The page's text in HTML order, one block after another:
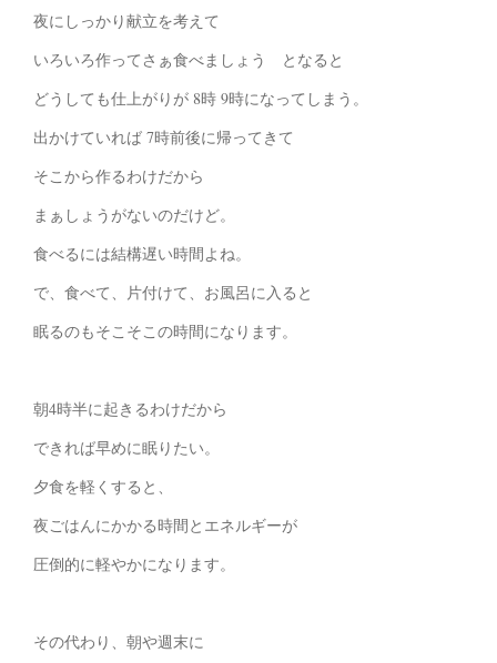
夜にしっかり献立を考えて
いろいろ作ってさぁ食べましょう となると
どうしても仕上がりが 8時 9時になってしまう。
出かけていれば 7時前後に帰ってきて
そこから作るわけだから
まぁしょうがないのだけど。
食べるには結構遅い時間よね。
で、食べて、片付けて、お風呂に入ると
眠るのもそこそこの時間になります。
朝4時半に起きるわけだから
できれば早めに眠りたい。
夕食を軽くすると、
夜ごはんにかかる時間とエネルギーが
圧倒的に軽やかになります。
その代わり、朝や週末に